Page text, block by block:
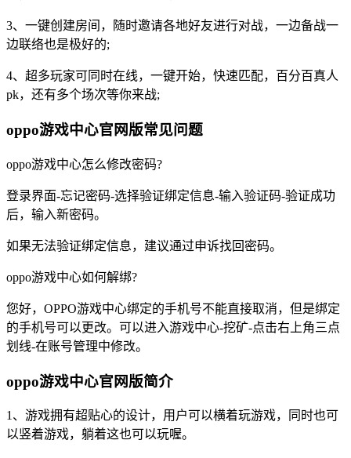
3、一键创建房间，随时邀请各地好友进行对战，一边备战一
边联络也是极好的;
4、超多玩家可同时在线，一键开始，快速匹配，百分百真人
pk，还有多个场次等你来战;
oppo游戏中心官网版常见问题
oppo游戏中心怎么修改密码?
登录界面-忘记密码-选择验证绑定信息-输入验证码-验证成功
后，输入新密码。
如果无法验证绑定信息，建议通过申诉找回密码。
oppo游戏中心如何解绑?
您好，OPPO游戏中心绑定的手机号不能直接取消，但是绑定
的手机号可以更改。可以进入游戏中心-挖矿-点击右上角三点
划线-在账号管理中修改。
oppo游戏中心官网版简介
1、游戏拥有超贴心的设计，用户可以横着玩游戏，同时也可
以竖着游戏，躺着这也可以玩喔。